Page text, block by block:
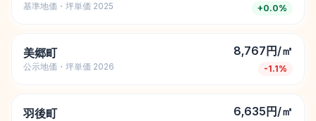
基準地価・坪単価 2025 +0.0%
美郷町
公示地価・坪単価 2026
8,767円/㎡
-1.1%
羽後町 6,635円/㎡